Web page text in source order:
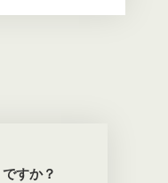
すか？